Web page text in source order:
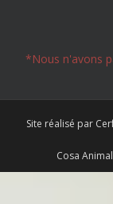
*Nous n'avons
Site réalisé par
Cosa